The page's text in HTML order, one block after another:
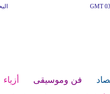
فن وموسيقى أزياء